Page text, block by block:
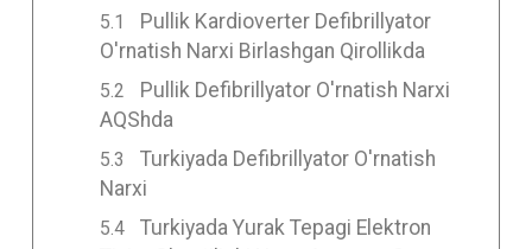
Pullik Kardioverter Defibrillyator
O'rnatish Narxi Birlashgan Qirollikda
Pullik Defibrillyator O'rnatish Narxi
AQShda
Turkiyada Defibrillyator O'rnatish
Narxi
Turkiyada Yurak Tepagi Elektron